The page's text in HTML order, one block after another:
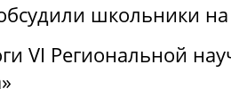
школьники
VI Региональной